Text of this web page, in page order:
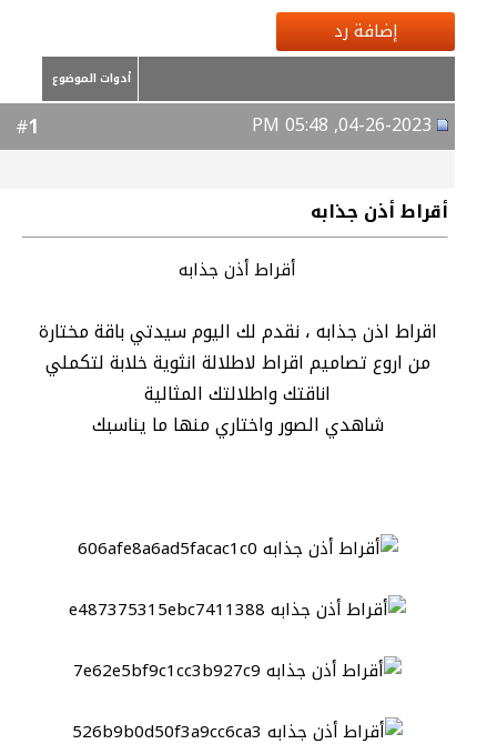
إضافة رد
أدوات الموضوع
1
أقراط أذن جذابه
أقراط أذن جذابه
اقراط اذن جذابه ، نقدم لك اليوم سيدتي باقة مختارة
من اروع تصاميم اقراط لاطلالة انثوية خلابة لتكملي
اناقتك واطلالتك المثالية
شاهدي الصور واختاري منها ما يناسبك